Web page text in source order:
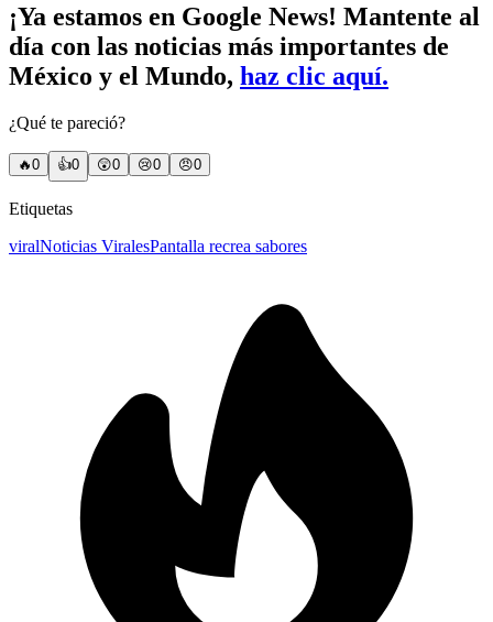
¡Ya estamos en Google News! Mantente al
día con las noticias más importantes de
México y el Mundo, haz clic aquí.
¿Qué te pareció?
🔥0 👍0 😲0 😢0 😠0
Etiquetas
viralNoticias ViralesPantalla recrea sabores